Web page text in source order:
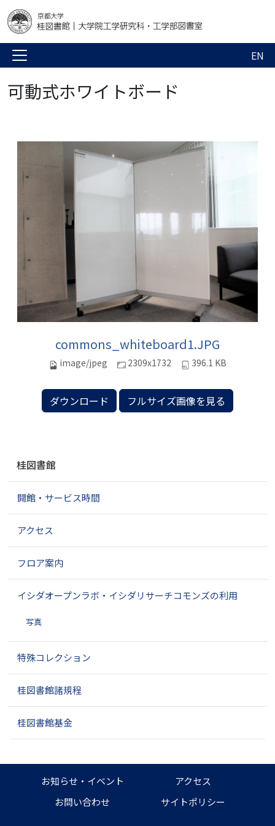
EN
可動式ホワイトボード
commons_whiteboard1.JPG
image/jpeg 2309x1732 396.1 KB
ダウンロード フルサイズ画像を見る
ゲ
シ
ン
桂図書館
開館・サービス時間
アクセス
フロア案内
イシダオープンラボ・イシダリサーチコモンズの利用
写真
特殊コレクション
桂図書館諸規程
桂図書館基金
お知らせ・イベント
アクセス
お問い合わせ
サイトポリシー